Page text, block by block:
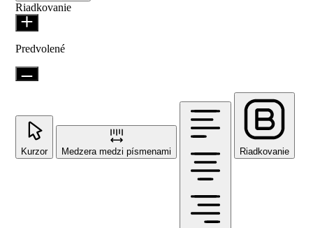
Riadkovanie
Predvolené
Kurzor Medzera medzi písmenami Riadkovanie